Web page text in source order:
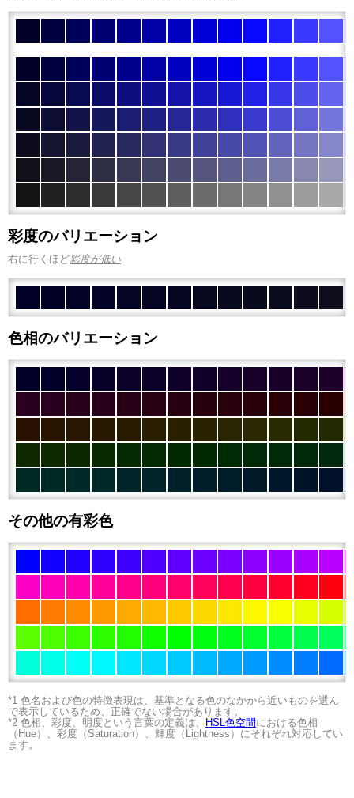
彩度のバリエーション
右に行くほど彩度が低い
色相のバリエーション
その他の有彩色
*1 色名および色の特徴表現は、基準となる色のなかから近いものを選ん
で表示しているため、正確でない場合があります。
*2 色相、彩度、明度という言葉の定義は、
HSL色空間 における色相
（Hue）、彩度（Saturation）、輝度（Lightness）にそれぞれ対応してい
ます。